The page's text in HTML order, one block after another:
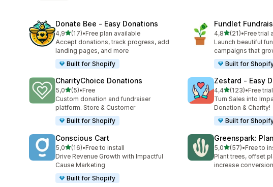
Donate Bee ‑ Easy Donations
4,9z 5 hvězd
(17)
Celkový počet recenzí: 17
•Free plan available
Accept donations, track progress, add
landing pages, and more
Built for Shopify
Fundlet
4,8z 5 hvězd
(21)
Celkový počet
•Free trial
Launch beautiful
campaigns that
Built for
CharityChoice Donations
5,0z 5 hvězd
(5)
Celkový počet recenzí: 5
•Free
Custom donation and fundraiser
platform. Store & Customer
Built for Shopify
Zestard ‑ Easy
4,4z 5 hvězd
(123)
Celkový počet
•Free
Turn Sales into
Donation & Charity!
Built for
Conscious Cart
5,0z 5 hvězd
(16)
Celkový počet recenzí: 16
•Free to install
Drive Revenue Growth with Impactful
Cause Marketing
Built for Shopify
Greenspark:
5,0z 5 hvězd
(57)
Celkový počet
•Free to
Plant trees, offset
increase